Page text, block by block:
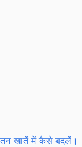
खातें में कैसे बदलें।